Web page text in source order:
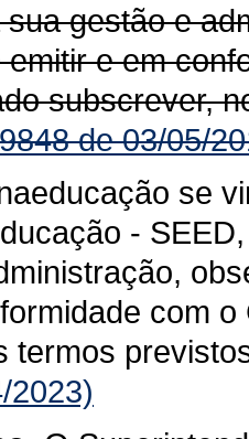
gestão e
e em
subscrever,
de 03/05/
se
-
com
termos
2023)